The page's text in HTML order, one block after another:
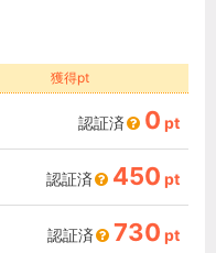
獲得pt
認証済 0 pt
認証済 450 pt
認証済 730 pt